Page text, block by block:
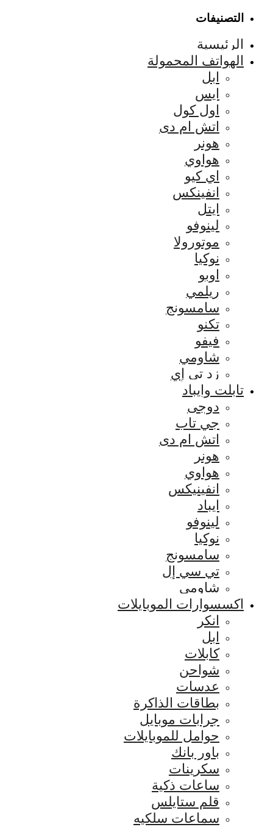
التصنيفات
الرئيسية
الهواتف المحمولة
ابل
ايس
اول كول
اتش ام دى
هونر
هواوي
اي كيو
انفينكس
ايتل
لينوفو
موتورولا
نوكيا
اوبو
ريلمي
سامسونج
تكنو
فيفو
شاومي
زد تي إي
تابلت وايباد
دوجى
جي تاب
اتش ام دى
هونر
هواوي
انفينيكس
ايباد
لينوفو
نوكيا
سامسونج
تي سي إل
شاومي
اكسسوارات الموبايلات
انكر
ابل
كابلات
شواحن
عدسات
بطاقات الذاكرة
جرابات موبايل
حوامل للموبايلات
باور بانك
سكرينات
ساعات ذكية
قلم ستايلس
سماعات سلكيه